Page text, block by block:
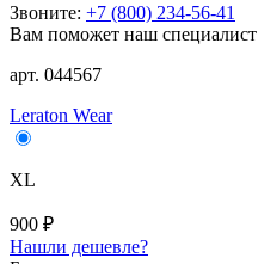
Звоните: +7 (800) 234-56-41
Вам поможет наш специалист
арт. 044567
Leraton Wear
XL
900 ₽
Нашли дешевле?